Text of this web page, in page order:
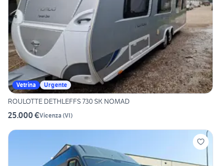
Vetrina Urgente
ROULOTTE DETHLEFFS 730 SK NOMAD
25.000 €Vicenza (VI)